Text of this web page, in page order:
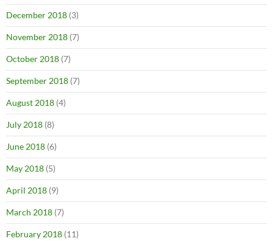
December 2018 (3)
November 2018 (7)
October 2018 (7)
September 2018 (7)
August 2018 (4)
July 2018 (8)
June 2018 (6)
May 2018 (5)
April 2018 (9)
March 2018 (7)
February 2018 (11)